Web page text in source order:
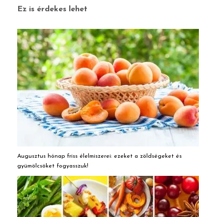
Ez is érdekes lehet
Augusztus hónap friss élelmiszerei: ezeket a zöldségeket és
gyümölcsöket fogyasszuk!